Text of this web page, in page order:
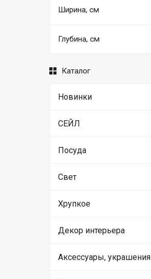
Ширина, см
Глубина, см
Каталог
Новинки
СЕЙЛ
Посуда
Свет
Хрупкое
Декор интерьера
Аксессуары, украшения